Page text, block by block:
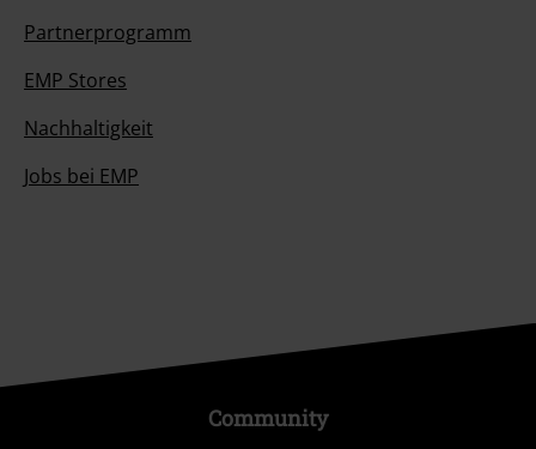
Partnerprogramm
EMP Stores
Nachhaltigkeit
Jobs bei EMP
Community